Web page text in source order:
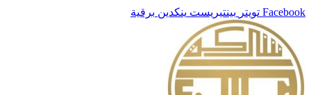
Facebook تويتر بينتيريست ينكدين برقية